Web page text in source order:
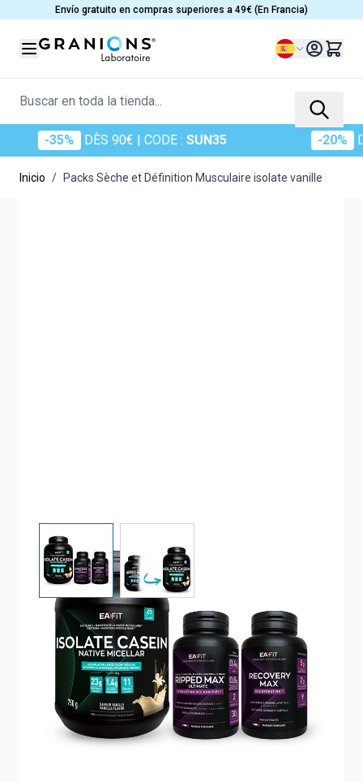
Ir al contenidoEnvío gratuito en compras superiores a 49€ (En Francia)
Lenguaje
Buscar en toda la tienda...
-35% DÈS 90€| CODE :SUN35 -20%
Inicio / Packs Sèche et Définition Musculaire isolate vanille
PACKS SÈCHE ET DÉFINITION
MUSCULAIRE ISOLATE
VANILLE
Affûtez votre physique, boostez votre
récupération.
77,25 € 90,88 €